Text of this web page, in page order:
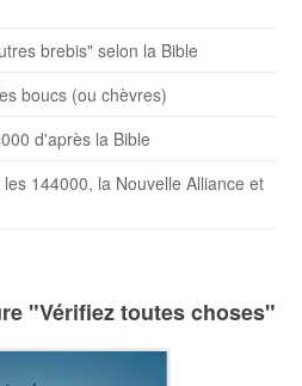
brebis" selon la Bible
boucs (ou chèvres)
d'après la Bible
144000, la Nouvelle Alliance et
"Vérifiez toutes choses"